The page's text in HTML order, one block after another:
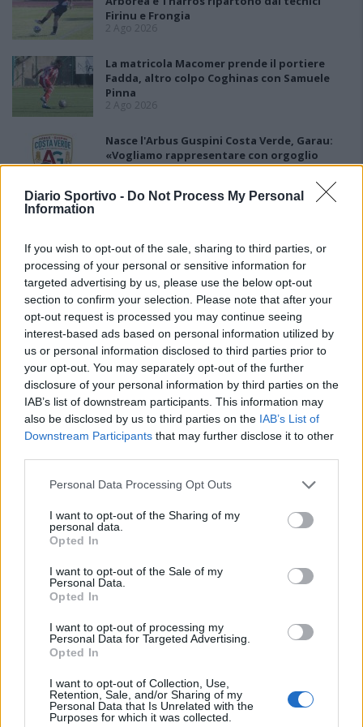
Diario Sportivo - Do Not Process My Personal
Information
If you wish to opt-out of the sale, sharing to third parties, or
processing of your personal or sensitive information for
targeted advertising by us, please use the below opt-out
section to confirm your selection. Please note that after your
opt-out request is processed you may continue seeing
interest-based ads based on personal information utilized by
us or personal information disclosed to third parties prior to
your opt-out. You may separately opt-out of the further
disclosure of your personal information by third parties on the
IAB’s list of downstream participants. This information may
also be disclosed by us to third parties on the IAB’s List of
Downstream Participants that may further disclose it to other
Personal Data Processing Opt Outs
I want to opt-out of the Sharing of my
personal data.
Opted In
I want to opt-out of the Sale of my
Personal Data.
Opted In
I want to opt-out of processing my
Personal Data for Targeted Advertising.
Opted In
I want to opt-out of Collection, Use,
Retention, Sale, and/or Sharing of my
Personal Data that Is Unrelated with the
Purposes for which it was collected.
Firinu e Frongia
2 Ago 2026
La matricola Macomer prende il portiere
Fadda, altro colpo Coghinas con Samuele
Pinna
2 Ago 2026
Nasce l'Arbus Guspini Costa Verde, Garau:
«Vogliamo rappresentare con orgoglio
l’intero territorio»